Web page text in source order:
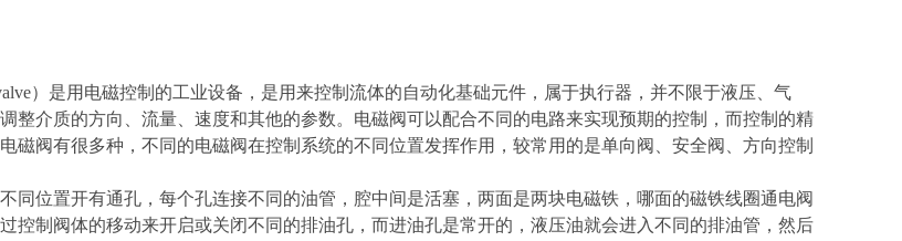
）是用电磁控制的工业设备，是用来控制流体的自动化基础元件，属于执行器，并不限于液压、气
整介质的方向、流量、速度和其他的参数。电磁阀可以配合不同的电路来实现预期的控制，而控制的精
磁阀有很多种，不同的电磁阀在控制系统的不同位置发挥作用，较常用的是单向阀、安全阀、方向控制
同位置开有通孔，每个孔连接不同的油管，腔中间是活塞，两面是两块电磁铁，哪面的磁铁线圈通电阀
控制阀体的移动来开启或关闭不同的排油孔，而进油孔是常开的，液压油就会进入不同的排油管，然后